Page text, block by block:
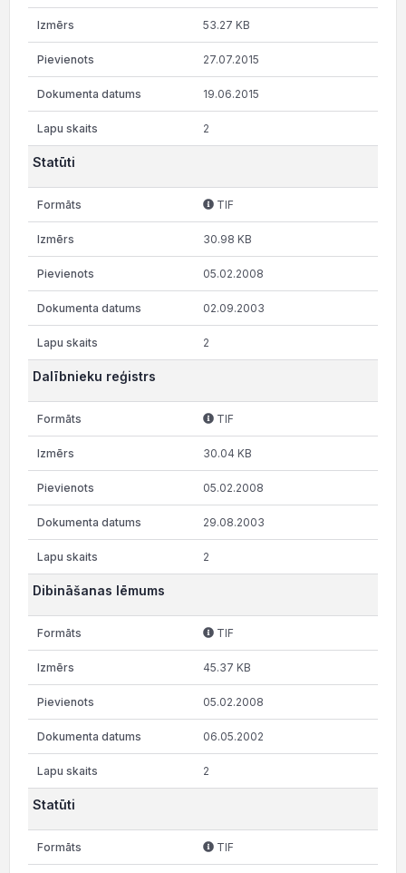
53.27 KB
27.07.2015
19.06.2015
2
Statūti
TIF
30.98 KB
05.02.2008
02.09.2003
2
Dalībnieku reģistrs
TIF
30.04 KB
05.02.2008
29.08.2003
2
Dibināšanas lēmums
TIF
45.37 KB
05.02.2008
06.05.2002
2
Statūti
TIF